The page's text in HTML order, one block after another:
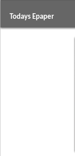
Todays Epaper